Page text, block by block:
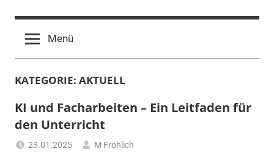
Menü
KATEGORIE: AKTUELL
KI und Facharbeiten – Ein Leitfaden für
den Unterricht
23.01.2025
M Fröhlich